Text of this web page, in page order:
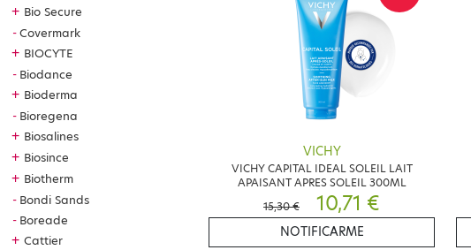
+ Bio Secure
Covermark
+ BIOCYTE
Biodance
+ Bioderma
Bioregena
+ Biosalines
+ Biosince
+ Biotherm
Bondi Sands
Boreade
+ Cattier
VICHY
VICHY CAPITAL IDEAL SOLEIL LAIT
APAISANT APRES SOLEIL 300ML
15,30 €
10,71 €
NOTIFICARME